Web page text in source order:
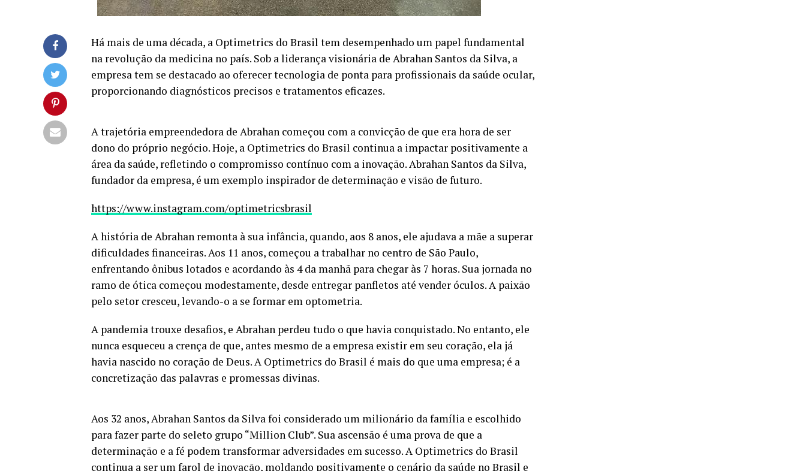
Há mais de uma década, a Optimetrics do Brasil tem desempenhado um papel fundamental
na revolução da medicina no país. Sob a liderança visionária de Abrahan Santos da Silva, a
empresa tem se destacado ao oferecer tecnologia de ponta para profissionais da saúde ocular,
proporcionando diagnósticos precisos e tratamentos eficazes.
A trajetória empreendedora de Abrahan começou com a convicção de que era hora de ser
dono do próprio negócio. Hoje, a Optimetrics do Brasil continua a impactar positivamente a
área da saúde, refletindo o compromisso contínuo com a inovação. Abrahan Santos da Silva,
fundador da empresa, é um exemplo inspirador de determinação e visão de futuro.
https://www.instagram.com/optimetricsbrasil
A história de Abrahan remonta à sua infância, quando, aos 8 anos, ele ajudava a mãe a superar
dificuldades financeiras. Aos 11 anos, começou a trabalhar no centro de São Paulo,
enfrentando ônibus lotados e acordando às 4 da manhã para chegar às 7 horas. Sua jornada no
ramo de ótica começou modestamente, desde entregar panfletos até vender óculos. A paixão
pelo setor cresceu, levando-o a se formar em optometria.
A pandemia trouxe desafios, e Abrahan perdeu tudo o que havia conquistado. No entanto, ele
nunca esqueceu a crença de que, antes mesmo de a empresa existir em seu coração, ela já
havia nascido no coração de Deus. A Optimetrics do Brasil é mais do que uma empresa; é a
concretização das palavras e promessas divinas.
Aos 32 anos, Abrahan Santos da Silva foi considerado um milionário da família e escolhido
para fazer parte do seleto grupo “Million Club”. Sua ascensão é uma prova de que a
determinação e a fé podem transformar adversidades em sucesso. A Optimetrics do Brasil
continua a ser um farol de inovação, moldando positivamente o cenário da saúde no Brasil e